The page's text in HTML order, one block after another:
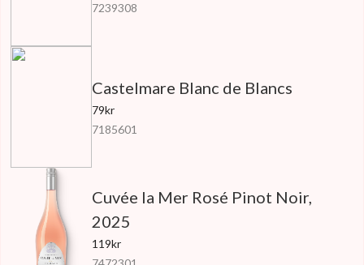
7239308
Castelmare Blanc de Blancs
79kr
7185601
Cuvée la Mer Rosé Pinot Noir,
2025
119kr